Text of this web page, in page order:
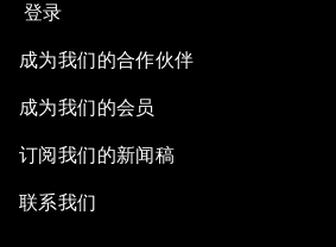
登录
成为我们的合作伙伴
成为我们的会员
订阅我们的新闻稿
联系我们